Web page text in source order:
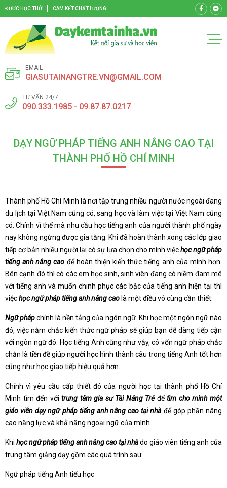
ĐƯỢC HỌC THỬ CAM KẾT CHẤT LƯỢNG
EMAIL
GIASUTAINANGTRE.VN@GMAIL.COM
TƯ VẤN 24/7
090.333.1985 - 09.87.87.0217
DẠY NGỮ PHÁP TIẾNG ANH NÂNG CAO TẠI
THÀNH PHỐ HỒ CHÍ MINH
Thành phố Hồ Chí Minh là nơi tập trung nhiều người nước ngoài đang
du lịch tại Việt Nam cũng có, sang học và làm việc tại Việt Nam cũng
có. Chính vì thế mà nhu cầu học tiếng anh của người thành phố ngày
nay không ngừng được gia tăng. Khi đã hoàn thành xong các lớp giao
tiếp cơ bản nhiều người lại có sự lựa chọn cho mình việchọc ngữ pháp
tiếng anh nâng cao để hoàn thiện kiến thức tiếng anh của mình hơn.
Bên cạnh đó thì có các em học sinh, sinh viên đang có niềm đam mê
với tiếng anh và muốn chinh phục các bậc của tiếng anh hiện tại thì
việchọc ngữ pháp tiếng anh nâng cao là một điều vô cùng cần thiết.
Ngữ phápchính là nền tảng của ngôn ngữ. Khi học một ngôn ngữ nào
đó, việc nắm chắc kiến thức ngữ pháp sẽ giúp bạn dễ dàng tiếp cận
với ngôn ngữ đó. Học tiếng Anh cũng như vậy, có vốn ngữ pháp chắc
chắn là tiền đề giúp người học hình thành câu trong tiếng Anh tốt hơn
cũng như học giao tiếp hiệu quả hơn.
Chính vì yêu cầu cấp thiết đó của người học tại thành phố Hồ Chí
Minh tìm đến vớitrung tâm gia sư Tài Năng Trẻđểtìm cho mình một
giáo viên dạy ngữ pháp tiếng anh nâng cao tại nhà để góp phần nâng
cao năng lực và khả năng ngoại ngữ của mình.
Khi học ngữ pháp tiếng anh nâng cao tại nhàdo giáo viên tiếng anh của
trung tâm giảng dạy gồm các quá trình sau:
Ngữ pháp tiếng Anh tiểu học